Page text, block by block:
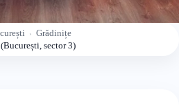
Grădinițe
sector 3)